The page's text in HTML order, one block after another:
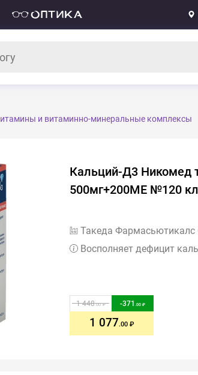
и витаминно-минеральные комплексы
Кальций-Д3 Никомед
500мг+200МЕ №120
Такеда
Восполняет дефицит
1 448.00 -371 .00
1 077.00